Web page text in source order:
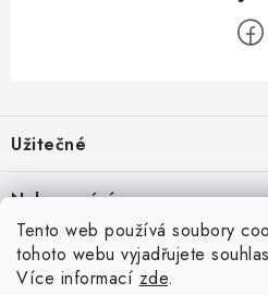
Tento web používá soubory
tohoto webu vyjadřujete
Více informací zde.
p
a
Užitečné
Kontakt
Věrnostní program
Inspirujte se zákazníky
Nakupování
Jak nakupovat
Vrácení zboží
Blog